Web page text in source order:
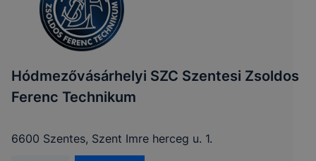
Hódmezővásárhelyi SZC Szentesi Zsoldos
Ferenc Technikum
6600 Szentes, Szent Imre herceg u. 1.